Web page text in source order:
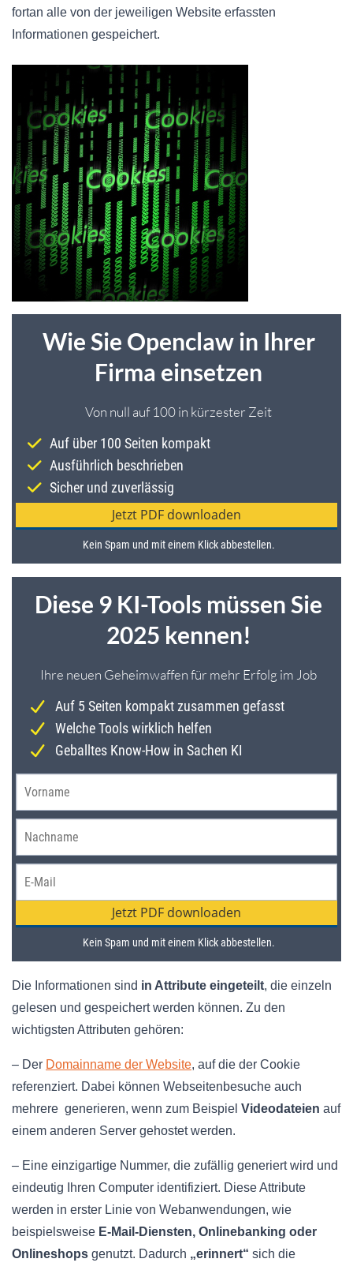
fortan alle von der jeweiligen Website erfassten
Informationen gespeichert.
Die Informationen sind in Attribute eingeteilt, die einzeln
gelesen und gespeichert werden können. Zu den
wichtigsten Attributen gehören:
– Der Domainname der Website, auf die der Cookie
referenziert. Dabei können Webseitenbesuche auch
mehrere generieren, wenn zum Beispiel Videodateien auf
einem anderen Server gehostet werden.
– Eine einzigartige Nummer, die zufällig generiert wird und
eindeutig Ihren Computer identifiziert. Diese Attribute
werden in erster Linie von Webanwendungen, wie
beispielsweise E-Mail-Diensten, Onlinebanking oder
Onlineshops genutzt. Dadurch „erinnert“ sich die